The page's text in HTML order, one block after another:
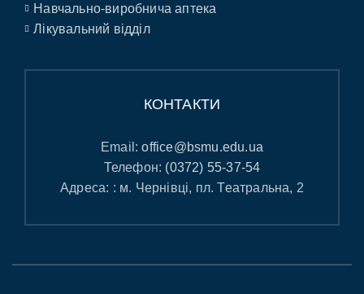
Навчально-виробнича аптека
Лікувальний відділ
КОНТАКТИ
Email:office@bsmu.edu.ua
Телефон: (0372) 55-37-54
Адреса: : м. Чернівці, пл. Театральна, 2